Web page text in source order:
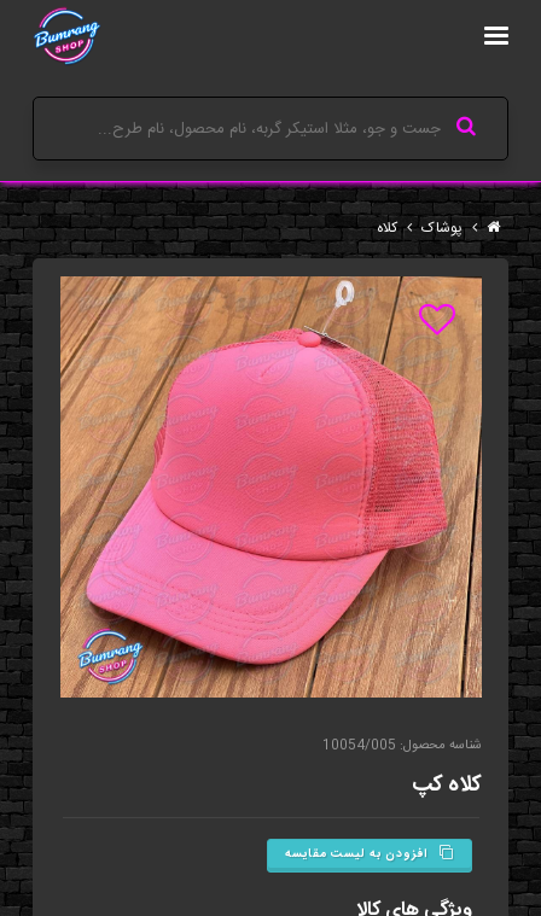
پوشاک کلاه
شناسه محصول: 10054/005
کلاه کپ
افزودن به لیست مقایسه